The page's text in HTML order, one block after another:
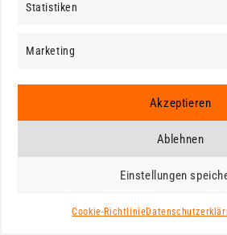
Statistiken
Marketing
Akzeptieren
Ablehnen
Einstellungen
Cookie-Richtlinie